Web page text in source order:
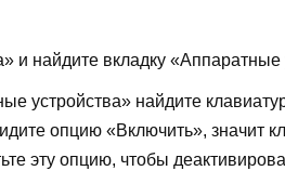
и найдите вкладку «Аппаратные
устройства» найдите
опцию «Включить», значит
эту опцию, чтобы